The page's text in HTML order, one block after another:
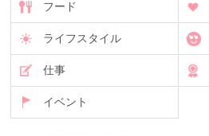
フード
ライフスタイル
仕事
イベント